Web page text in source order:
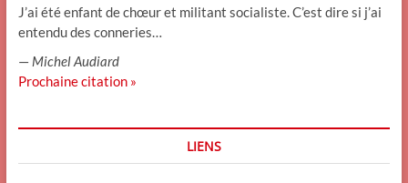
J’ai été enfant de chœur et militant socialiste. C’est dire si j’ai
entendu des conneries…
— Michel Audiard
Prochaine citation »
LIENS